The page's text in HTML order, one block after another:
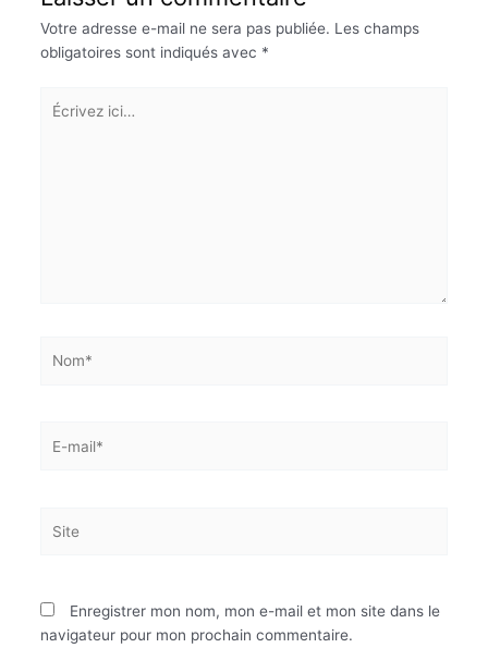
Votre adresse e-mail ne sera pas publiée. Les champs
obligatoires sont indiqués avec *
Écrivez
ici…
mail*
Enregistrer mon nom, mon e-mail et mon site dans le
navigateur pour mon prochain commentaire.